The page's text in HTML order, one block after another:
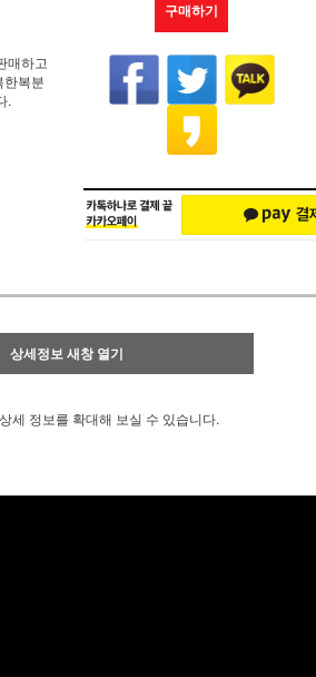
매하고
한복분
.
구매하기
상세정보 새창 열기
상세 정보를 확대해 보실 수 있습니다.